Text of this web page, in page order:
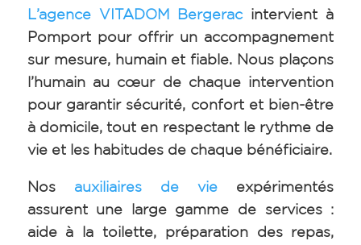
L’agence VITADOM Bergeracintervient à
Pomport pour offrir un accompagnement
sur mesure, humain et fiable. Nous plaçons
l’humain au cœur de chaque intervention
pour garantir sécurité, confort et bien-être
à domicile, tout en respectant le rythme de
vie et les habitudes de chaque bénéficiaire.
Nos auxiliaires de vie expérimentés
assurent une large gamme de services :
aide à la toilette, préparation des repas,